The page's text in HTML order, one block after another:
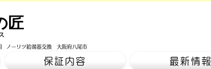
ノーリツ給湯器交換 大阪府八尾市
匠
保証内容 最新情報